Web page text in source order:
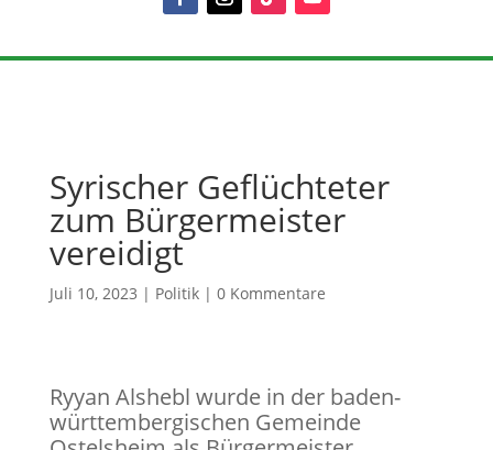
Syrischer Geflüchteter
zum Bürgermeister
vereidigt
Juli 10, 2023 | Politik| 0 Kommentare
Ryyan Alshebl wurde in der baden-
württembergischen Gemeinde